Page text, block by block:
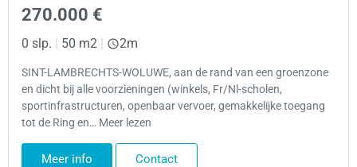
270.000 €
0 slp. | 50 m2 | 2m
SINT-LAMBRECHTS-WOLUWE, aan de rand van een groenzone
en dicht bij alle voorzieningen (winkels, Fr/Nl-scholen,
sportinfrastructuren, openbaar vervoer, gemakkelijke toegang
tot de Ring en… Meer lezen
Meer info Contact